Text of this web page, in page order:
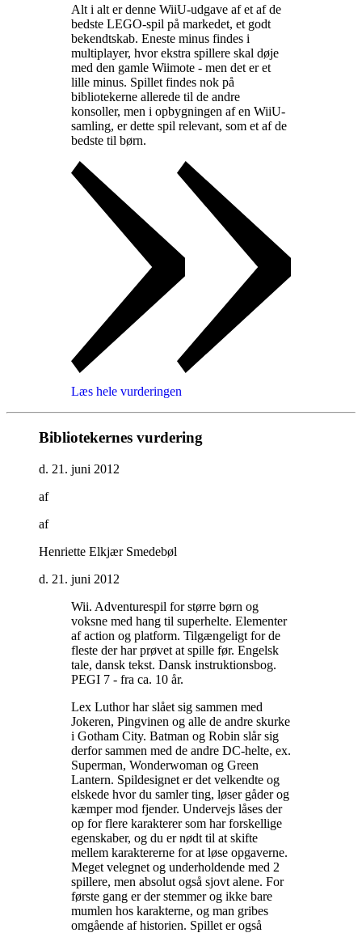
Alt i alt er denne WiiU-udgave af et af de
bedste LEGO-spil på markedet, et godt
bekendtskab. Eneste minus findes i
multiplayer, hvor ekstra spillere skal døje
med den gamle Wiimote - men det er et
lille minus. Spillet findes nok på
bibliotekerne allerede til de andre
konsoller, men i opbygningen af en WiiU-
samling, er dette spil relevant, som et af de
bedste til børn.
Læs hele vurderingen
Bibliotekernes vurdering
d. 21. juni 2012
af
af
Henriette Elkjær Smedebøl
d. 21. juni 2012
Wii. Adventurespil for større børn og
voksne med hang til superhelte. Elementer
af action og platform. Tilgængeligt for de
fleste der har prøvet at spille før. Engelsk
tale, dansk tekst. Dansk instruktionsbog.
PEGI 7 - fra ca. 10 år.
Lex Luthor har slået sig sammen med
Jokeren, Pingvinen og alle de andre skurke
i Gotham City. Batman og Robin slår sig
derfor sammen med de andre DC-helte, ex.
Superman, Wonderwoman og Green
Lantern. Spildesignet er det velkendte og
elskede hvor du samler ting, løser gåder og
kæmper mod fjender. Undervejs låses der
op for flere karakterer som har forskellige
egenskaber, og du er nødt til at skifte
mellem karaktererne for at løse opgaverne.
Meget velegnet og underholdende med 2
spillere, men absolut også sjovt alene. For
første gang er der stemmer og ikke bare
mumlen hos karakterne, og man gribes
omgående af historien. Spillet er også